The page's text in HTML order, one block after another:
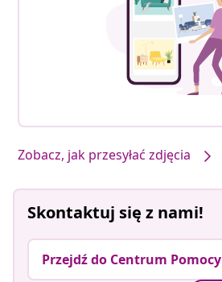
Zobacz, jak przesyłać zdjęcia
Skontaktuj się z nami!
Przejdź do Centrum Pomocy